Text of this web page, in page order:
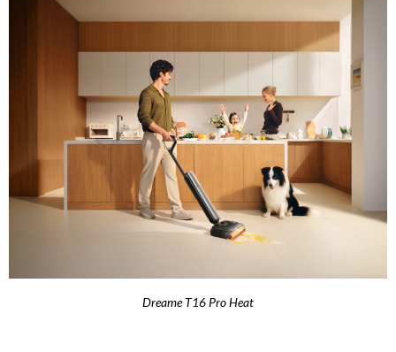
Dreame T16 Pro Heat